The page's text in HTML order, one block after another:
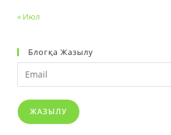
« Июл
Блогқа Жазылу
Email
ЖАЗЫЛУ